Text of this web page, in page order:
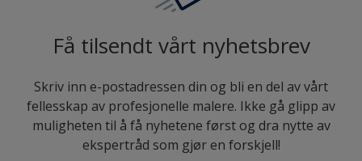
Få tilsendt vårt nyhetsbrev
Skriv inn e-postadressen din og bli en del av vårt
fellesskap av profesjonelle malere. Ikke gå glipp av
muligheten til å få nyhetene først og dra nytte av
ekspertråd som gjør en forskjell!